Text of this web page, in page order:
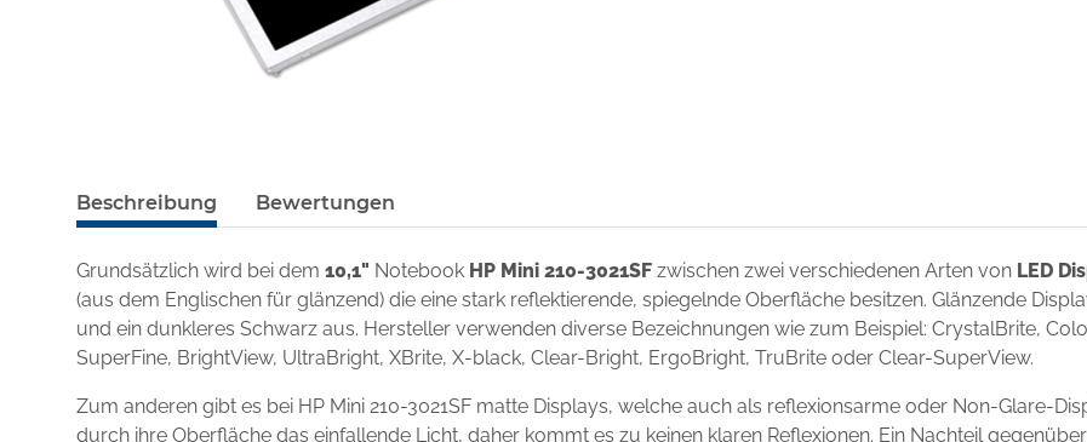
Beschreibung Bewertungen
Grundsätzlich wird bei dem 10,1" Notebook HP Mini 210-3021SF zwischen zwei verschiedenen Arten von LED
(aus dem Englischen für glänzend) die eine stark reflektierende, spiegelnde Oberfläche besitzen. Glänzende
und ein dunkleres Schwarz aus. Hersteller verwenden diverse Bezeichnungen wie zum Beispiel: CrystalBrite,
SuperFine, BrightView, UltraBright, XBrite, X-black, Clear-Bright, ErgoBright, TruBrite oder Clear-SuperView.
Zum anderen gibt es bei HP Mini 210-3021SF matte Displays, welche auch als reflexionsarme oder Non-Glare-
durch ihre Oberfläche das einfallende Licht, daher kommt es zu keinen klaren Reflexionen. Ein Nachteil